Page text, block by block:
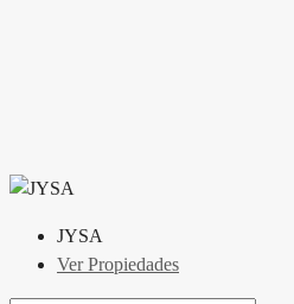
JYSA
Ver Propiedades